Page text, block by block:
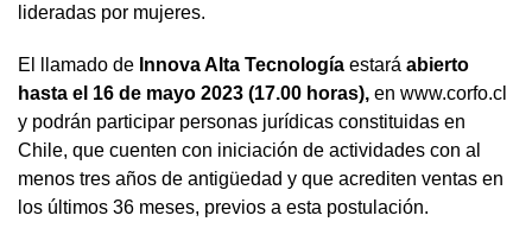
lideradas por mujeres.
El llamado de Innova Alta Tecnología estará abierto
hasta el 16 de mayo 2023 (17.00 horas), en www.corfo.cl
y podrán participar personas jurídicas constituidas en
Chile, que cuenten con iniciación de actividades con al
menos tres años de antigüedad y que acrediten ventas en
los últimos 36 meses, previos a esta postulación.